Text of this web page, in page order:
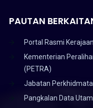
PAUTAN
Portal Rasmi
Kementerian
(PETRA)
Jabatan
Pangkalan Data